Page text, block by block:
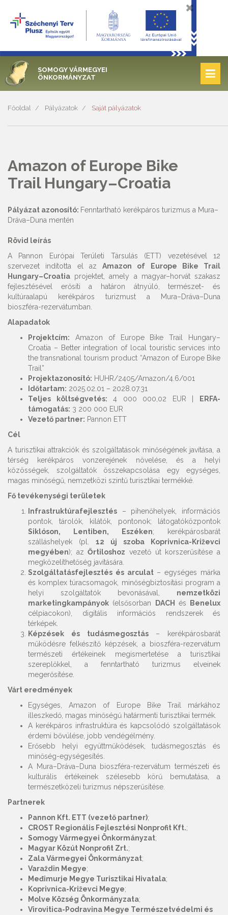
SOMOGY VÁRMEGYEI
ÖNKORMÁNYZAT
Főoldal Pályázatok Saját pályázatok
Amazon of Europe Bike
Trail Hungary–Croatia
Pályázat azonosító: Fenntartható kerékpáros turizmus a Mura–
Dráva–Duna mentén
Rövid leírás
A Pannon Európai Területi Társulás (ETT) vezetésével 12
szervezet indította el az Amazon of Europe Bike Trail
Hungary–Croatia projektet, amely a magyar–horvát szakasz
fejlesztésével erősíti a határon átnyúló, természet- és
kultúraalapú kerékpáros turizmust a Mura–Dráva–Duna
bioszféra-rezervátumban.
Alapadatok
Projektcím: Amazon of Europe Bike Trail Hungary–
Croatia – Better integration of local touristic services into
the transnational tourism product “Amazon of Europe Bike
Trail”
Projektazonosító: HUHR/2405/Amazon/4.6/001
Időtartam: 2025.02.01 – 2028.07.31
Teljes költségvetés: 4 000 000,02 EUR |
ERFA-
támogatás: 3 200 000 EUR
Vezető partner: Pannon ETT
Cél
A turisztikai attrakciók és szolgáltatások minőségének javítása, a
térség kerékpáros vonzerejének növelése, és a helyi
közösségek, szolgáltatók összekapcsolása egy egységes,
magas minőségű, nemzetközi szintű turisztikai termékké.
Fő tevékenységi területek
Infrastruktúrafejlesztés – pihenőhelyek, információs
pontok, tárolók, kilátók, pontonok; látogatóközpontok
Siklóson, Lentiben, Eszéken; kerékpárosbarát
szálláshelyek (pl. 12 új szoba Koprivnica-Križevci
megyében); azŐrtiloshoz vezető út korszerűsítése a
megközelíthetőség javítására.
Szolgáltatásfejlesztés és arculat– egységes márka
és komplex túracsomagok, minőségbiztosítási program a
helyi szolgáltatók bevonásával, nemzetközi
marketingkampányok (elsősorban DACH és
Benelux
célpiacokon), digitális információs rendszerek és
térképek.
Képzések és tudásmegosztás– kerékpárosbarát
működésre felkészítő képzések, a bioszféra-rezervátum
természeti értékeinek megismertetése a turisztikai
szereplőkkel, a fenntartható turizmus elveinek
megerősítése.
Várt eredmények
Egységes, Amazon of Europe Bike Trail márkához
illeszkedő, magas minőségű határmenti turisztikai termék.
A kerékpáros infrastruktúra és kapcsolódó szolgáltatások
érdemi bővülése, jobb vendégélmény.
Erősebb helyi együttműködések, tudásmegosztás és
minőség-egységesítés.
A Mura–Dráva–Duna bioszféra-rezervátum természeti és
kulturális értékeinek szélesebb körű bemutatása, a
természetközeli turizmus népszerűsítése.
Partnerek
Pannon Kft. ETT (vezető partner);
CROST Regionális Fejlesztési Nonprofit Kft.;
Somogy Vármegyei Önkormányzat;
Magyar Közút Nonprofit Zrt.;
Zala Vármegyei Önkormányzat;
Varaždin Megye;
Međimurje Megye Turisztikai Hivatala;
Koprivnica-Križevci Megye;
Molve Község Önkormányzata;
Virovitica-Podravina Megye Természetvédelmi és